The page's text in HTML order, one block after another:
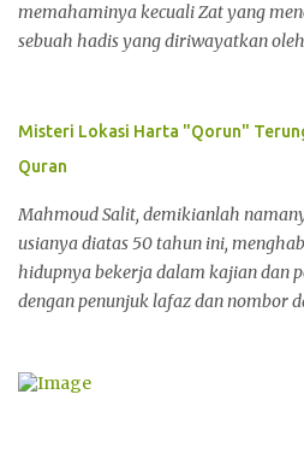
memahaminya kecuali Zat yang
sebuah hadis yang diriwayatkan
(HR.Muslim). Abu Hurairah
SAW bersabda, "Geraham orang
dengan tiga hari perjalanan," (Sahih
bersabda, "Kulit orang kafir itu 42
sebesar Uhud, sedangkan bilik yang
jarak antara Mekah dan Madinah."
tebal kulitnya tujuh puluh hasta.
Misteri Lokasi Harta "Qorun"
Quran
Mahmoud Salit, demikianlah
usianya diatas 50 tahun ini,
hidupnya bekerja dalam kajian dan
dengan penunjuk lafaz dan nombor
mengenalpasti seluruh kekayaan